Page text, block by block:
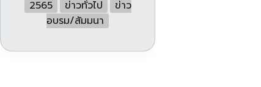
2565
ข่าวทั่วไป
ข่าว
อบรม/สัมมนา